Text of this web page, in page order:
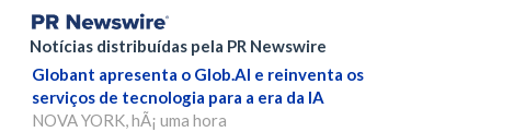
Notícias distribuídas pela PR Newswire
Globant apresenta o Glob.AI e reinventa os
serviços de tecnologia para a era da IA
NOVA YORK, hÃ¡ uma hora